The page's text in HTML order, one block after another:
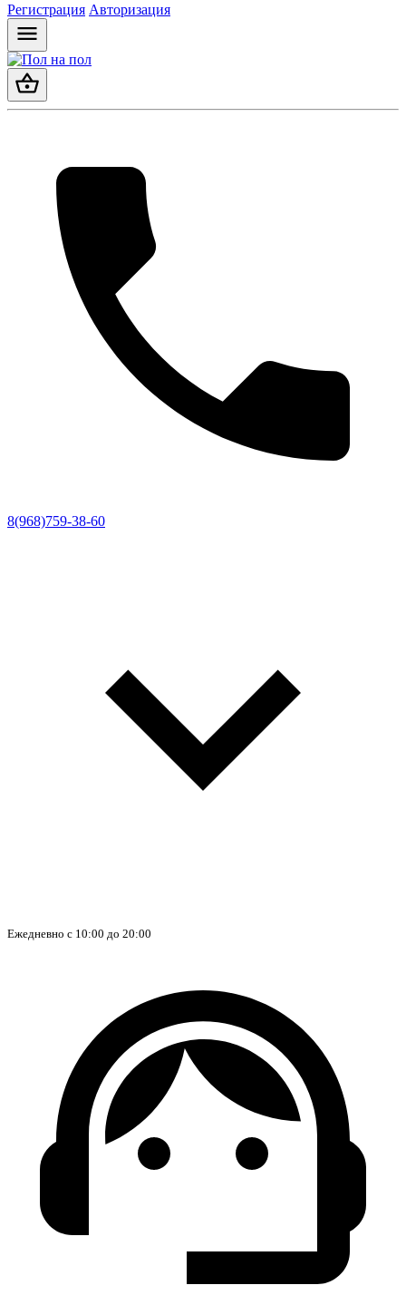
Регистрация Авторизация
8(968)759-38-60
Ежедневно с 10:00 до 20:00